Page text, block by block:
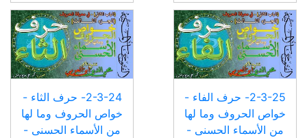
2-3-25- حرف الفاء -
خواص الحروف وما لها
من الأسماء الحسنى -
2-3-24- حرف الثاء -
خواص الحروف وما لها
من الأسماء الحسنى -